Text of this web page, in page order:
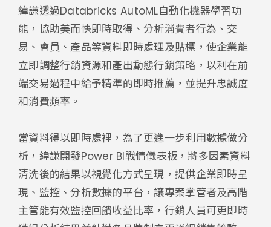
緯謙透過Databricks AutoML自動化機器學習功
能，協助美而快即時取得、分析消費者行為、交
易、會員、產品等資料即時處理及貼標，使企業能
立即調整行銷資源和產出動態行銷策略，以利在前
端交易過程中給予精準的即時推薦，並提升忠誠度
和消費頻率。
當資料得以即時處裡，為了更進一步利用數據做分
析，緯謙開發Power BI戰情儀表板，將多因素資料
清洗後的結果以視覺化方式呈現，提供企業即時呈
現、監控、分析數據的平台，讓專案掌管者及高階
主管能有效監控回饋收益比率，行銷人員可更即時